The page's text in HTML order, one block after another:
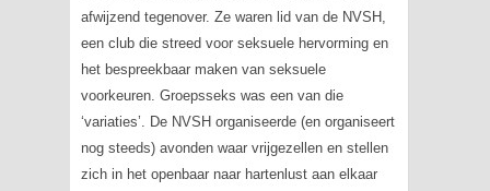
afwijzend tegenover. Ze waren lid van de NVSH,
een club die streed voor seksuele hervorming en
het bespreekbaar maken van seksuele
voorkeuren. Groepsseks was een van die
‘variaties’. De NVSH organiseerde (en organiseert
nog steeds) avonden waar vrijgezellen en stellen
zich in het openbaar naar hartenlust aan elkaar